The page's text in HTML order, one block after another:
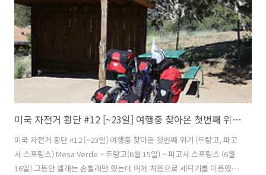
미국 자전거 횡단 #12 [~23일] 여행중 찾아온 첫번째 위기 (두랑고, 파고사 스프링스)
미국 자전거 횡단 #12 [~23일] 여행중 찾아온 첫번째 위기 (두랑고, 파고
사 스프링스) Mesa Verde ~ 두랑고(6월 15일) ~ 파고사 스프링스 (6월
16일) 그동안 빨래는 손빨래만 했는데 어제 처음으로 세탁기를 이용했